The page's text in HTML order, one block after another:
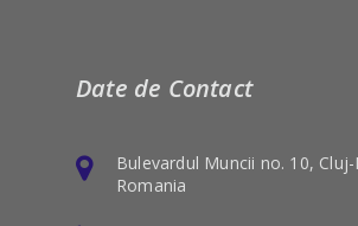
Date de Contact
Bulevardul Muncii no. 10,
Romania